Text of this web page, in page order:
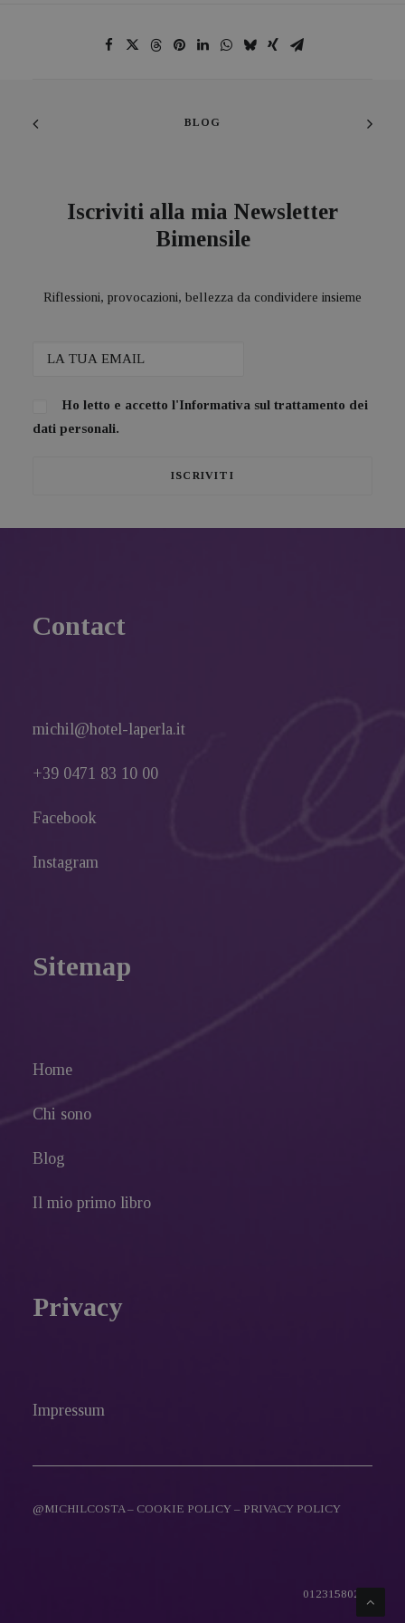
BLOG
Iscriviti alla mia Newsletter
Bimensile
Riflessioni, provocazioni, bellezza da condividere insieme
Ho letto e accetto l'Informativa sul trattamento dei
dati personali.
Contact
michil@hotel-laperla.it
+39 0471 83 10 00
Facebook
Instagram
Sitemap
Home
Chi sono
Blog
Il mio primo libro
Privacy
Impressum
@MICHILCOSTA – COOKIE POLICY – PRIVACY POLICY
01231580216